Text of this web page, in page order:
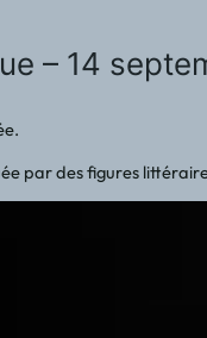
– 14
par des figures